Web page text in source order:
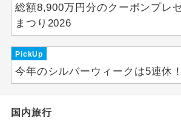
総額8,900万円分のクーポンプレ
まつり2026
PickUp
今年のシルバーウィークは5連休！
国内旅行